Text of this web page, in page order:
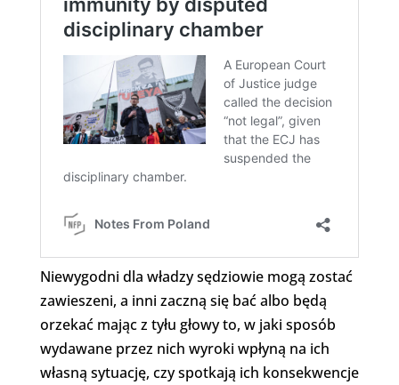
Niewygodni dla władzy sędziowie mogą zostać
zawieszeni, a inni zaczną się bać albo będą
orzekać mając z tyłu głowy to, w jaki sposób
wydawane przez nich wyroki wpłyną na ich
własną sytuację, czy spotkają ich konsekwencje